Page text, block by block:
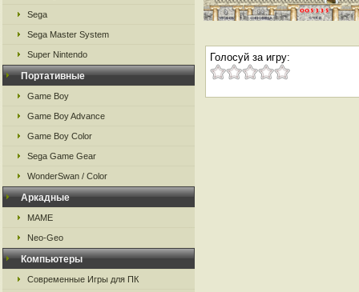
Sega
Sega Master System
Super Nintendo
Портативные
Game Boy
Game Boy Advance
Game Boy Color
Sega Game Gear
WonderSwan / Color
Аркадные
MAME
Neo-Geo
Компьютеры
Современные Игры для ПК
Голосуй за игру: